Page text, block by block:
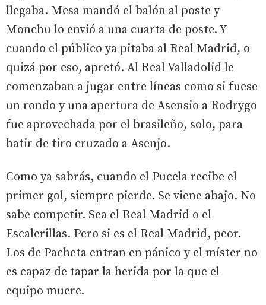
llegaba. Mesa mandó el balón al poste y
Monchu lo envió a una cuarta de poste. Y
cuando el público ya pitaba al Real Madrid, o
quizá por eso, apretó. Al Real Valladolid le
comenzaban a jugar entre líneas como si fuese
un rondo y una apertura de Asensio a Rodrygo
fue aprovechada por el brasileño, solo, para
batir de tiro cruzado a Asenjo.
Como ya sabrás, cuando el Pucela recibe el
primer gol, siempre pierde. Se viene abajo. No
sabe competir. Sea el Real Madrid o el
Escalerillas. Pero si es el Real Madrid, peor.
Los de Pacheta entran en pánico y el míster no
es capaz de tapar la herida por la que el
equipo muere.